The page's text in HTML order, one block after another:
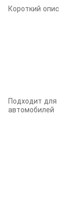
Короткий опис
Подходит для
автомобилей